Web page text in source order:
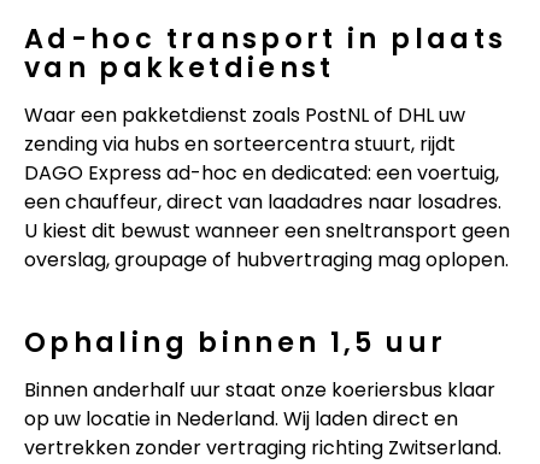
Ad-hoc transport in plaats
van pakketdienst
Waar een pakketdienst zoals PostNL of DHL uw
zending via hubs en sorteercentra stuurt, rijdt
DAGO Express ad-hoc en dedicated: een voertuig,
een chauffeur, direct van laadadres naar losadres.
U kiest dit bewust wanneer een sneltransport geen
overslag, groupage of hubvertraging mag oplopen.
Ophaling binnen 1,5 uur
Binnen anderhalf uur staat onze koeriersbus klaar
op uw locatie in Nederland. Wij laden direct en
vertrekken zonder vertraging richting Zwitserland.